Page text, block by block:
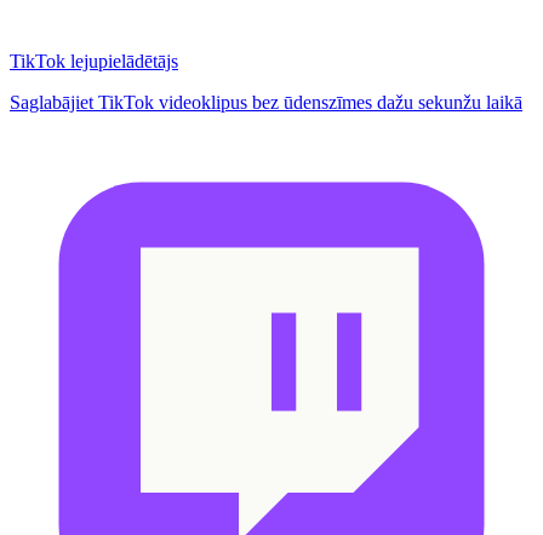
TikTok lejupielādētājs
Saglabājiet TikTok videoklipus bez ūdenszīmes dažu sekunžu laikā